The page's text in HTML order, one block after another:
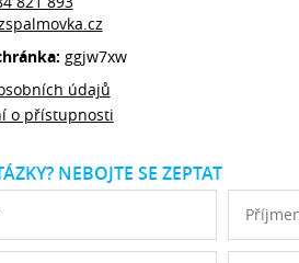
ggjw7xw
údajů
o přístupnosti
NEBOJTE SE ZEPTAT